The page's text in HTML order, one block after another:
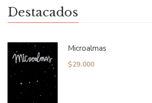
Destacados
Microalmas
$29.000